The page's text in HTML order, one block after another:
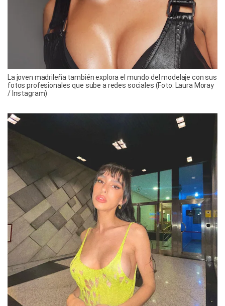
La joven madrileña también explora el mundo del modelaje con sus
fotos profesionales que sube a redes sociales (Foto: Laura Moray
/ Instagram)